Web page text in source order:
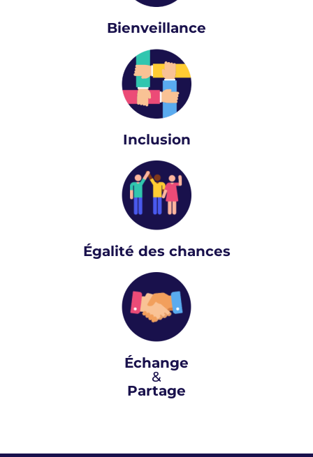
Bienveillance
Inclusion
Égalité des chances
Échange
&
Partage